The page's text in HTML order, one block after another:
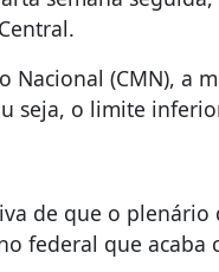
Nacional (CMN), a
seja, o limite
de que o
federal que acaba